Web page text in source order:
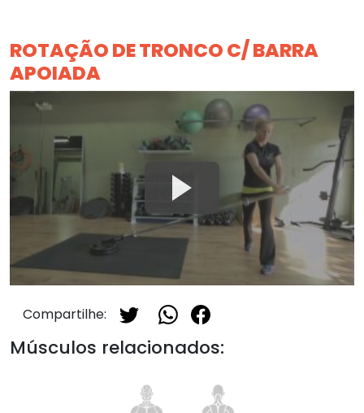
ROTAÇÃO DE TRONCO C/ BARRA
APOIADA
Compartilhe:
Músculos relacionados: